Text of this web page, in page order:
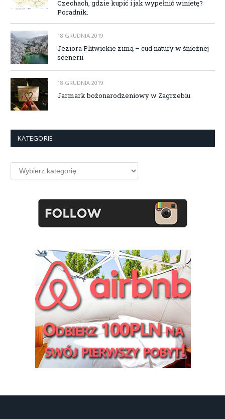
Czechach, gdzie kupić i jak wypełnić winietę?
Poradnik.
18 GRUDNIA 2019
Jeziora Plitwickie zimą – cud natury w śnieżnej
scenerii
18 GRUDNIA 2019
Jarmark bożonarodzeniowy w Zagrzebiu
KATEGORIE
Kategorie